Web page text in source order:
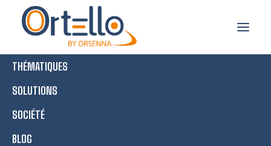
THÉMATIQUES
SOLUTIONS
SOCIÉTÉ
BLOG